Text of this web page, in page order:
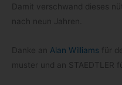
Damit ver­schwand die­ses
nach neun Jahren.
Danke an Alan Wil­liams für
mus­ter und an STAEDTLER